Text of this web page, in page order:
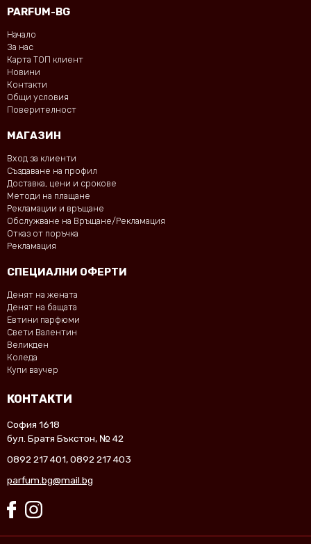
PARFUM-BG
Начало
За нас
Карта ТОП клиент
Новини
Контакти
Общи условия
Поверителност
МАГАЗИН
Вход за клиенти
Създаване на профил
Доставка, цени и срокове
Методи на плащане
Рекламации и връщане
Обслужване на Връщане/Рекламация
Отказ от поръчка
Рекламация
СПЕЦИАЛНИ ОФЕРТИ
Денят на жената
Денят на бащата
Евтини парфюми
Свети Валентин
Великден
Коледа
Купи ваучер
КОНТАКТИ
София 1618
бул. Братя Бъкстон, № 42
0892 217 401,0892 217 403
parfum.bg@mail.bg